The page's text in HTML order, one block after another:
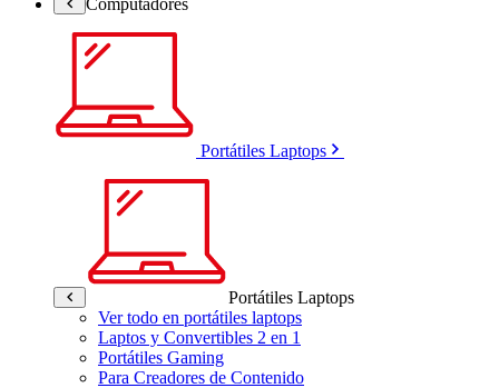
Portátiles Laptops
Portátiles Laptops
Ver todo en portátiles laptops
Laptos y Convertibles 2 en 1
Portátiles Gaming
Para Creadores de Contenido